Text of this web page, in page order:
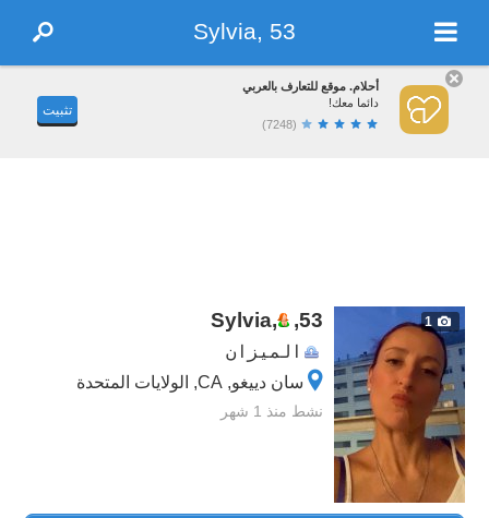
Sylvia, 53
أحلام. موقع للتعارف بالعربي
دائما معك!
(7248)
تثبيت
1
Sylvia, ,53
الميزان
سان دييغو, CA, الولايات المتحدة
نشط منذ 1 شهر